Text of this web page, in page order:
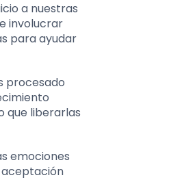
a nuestras
involucrar
para ayudar
procesado
que liberarlas
emociones
aceptación